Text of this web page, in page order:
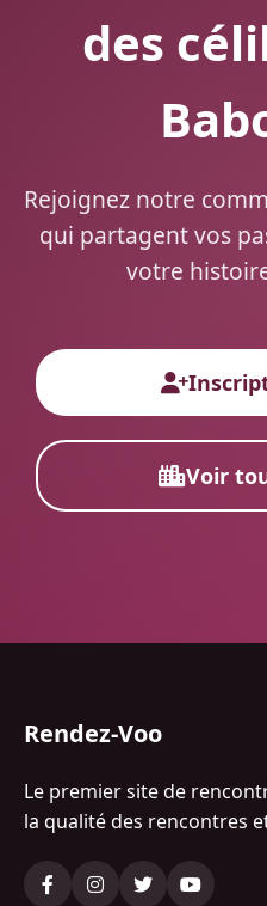
des
Rejoignez notre
qui partagent vos
votre
Voir
Rendez-Voo
Le premier site de
la qualité des rencontres